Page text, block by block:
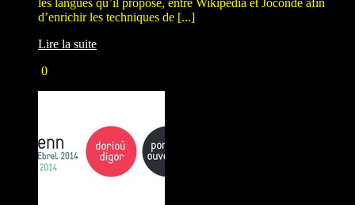
d’enrichir les techniques de [...]
Lire la suite
0